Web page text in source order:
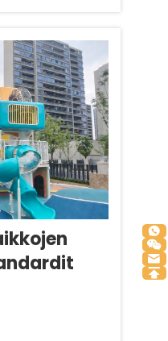
takapihassa.
...